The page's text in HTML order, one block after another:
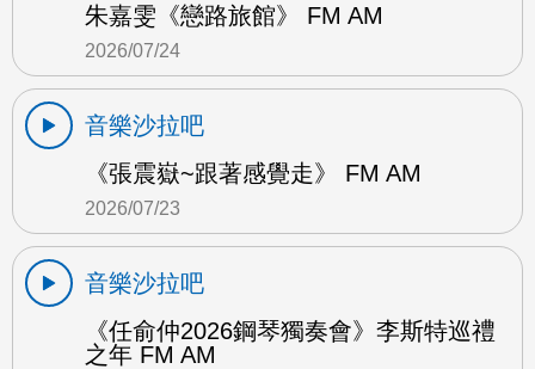
朱嘉雯《戀路旅館》 FM AM
2026/07/24
音樂沙拉吧
《張震嶽~跟著感覺走》 FM AM
2026/07/23
音樂沙拉吧
《任俞仲2026鋼琴獨奏會》李斯特巡禮
之年 FM AM